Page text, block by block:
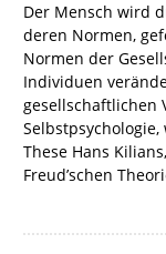
Der Mensch wird
deren Normen,
Normen der
Individuen
gesellschaftlichen
These Hans
Freud’schen